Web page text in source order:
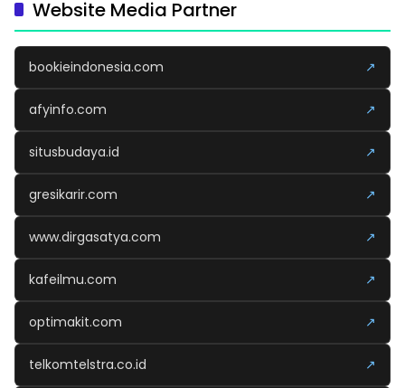
Website Media Partner
bookieindonesia.com ↗
afyinfo.com ↗
situsbudaya.id ↗
gresikarir.com ↗
www.dirgasatya.com ↗
kafeilmu.com ↗
optimakit.com ↗
telkomtelstra.co.id ↗